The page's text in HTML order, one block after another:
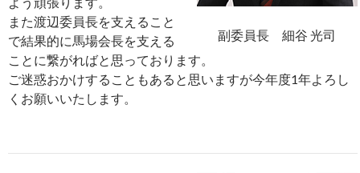
副委員長 細谷 光司
また渡辺委員長を支えること
で結果的に馬場会長を支える
ことに繋がればと思っております。
ご迷惑おかけすることもあると思いますが今年度1年よろし
くお願いいたします。